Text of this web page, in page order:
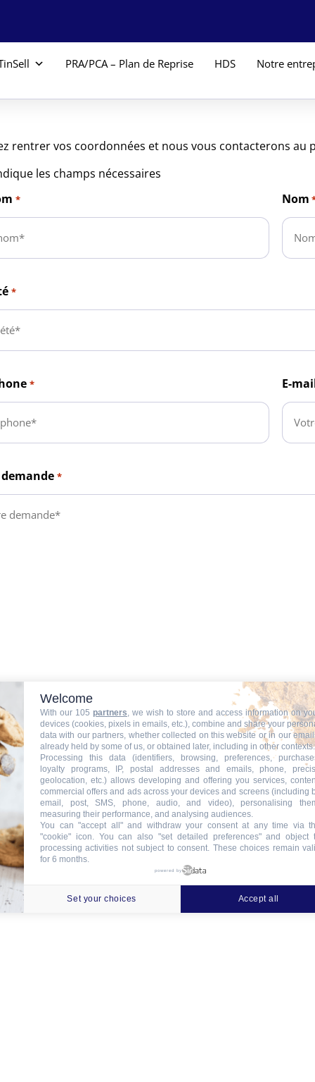
PRA/PCA – Plan de Reprise HDS Notre
rentrer vos coordonnées et nous vous contacterons au
les champs nécessaires
* Nom
*
* E-
*
*
la politique de confidentialité.
le formulaire ci-dessus, j’accepte qu’ITinSell Cloud exploite les
concernant ITinSell Cloud, le Baromètre QS, le marché de la E-
Welcome
With our 105 partners, we wish to store and access information on
devices (cookies, pixels in emails, etc.), combine and share your
data with our partners, whether collected on this website or in our
already held by some of us, or obtained later, including in other contexts.
Processing this data (identifiers, browsing, preferences,
loyalty programs, IP, postal addresses and emails, phone,
geolocation, etc.) allows developing and offering you services,
commercial offers and ads across your devices and screens (including
email, post, SMS, phone, audio, and video), personalising
measuring their performance, and analysing audiences.
You can "accept all" and withdraw your consent at any time via
"cookie" icon. You can also "set detailed preferences" and object
processing activities not subject to consent. These choices remain
for 6 months.
powered by
Set your choices Accept all